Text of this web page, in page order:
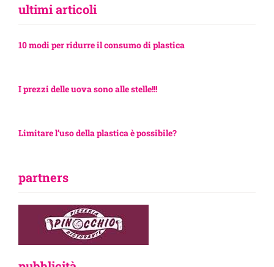
ultimi articoli
10 modi per ridurre il consumo di plastica
I prezzi delle uova sono alle stelle!!!
Limitare l’uso della plastica è possibile?
partners